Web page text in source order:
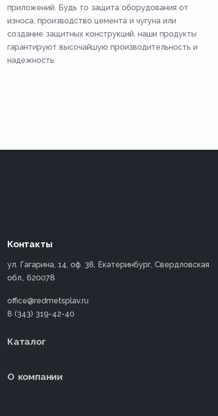
приложений. Будь то защита оборудования от
износа, производство цемента и чугуна или
создание защитных конструкций, наши продукты
гарантируют высочайшую производительность и
надежность.
Контакты
ул. Гагарина, 14, оф. 38, Екатеринбург, Свердловская
обл., 620078
office@redmetsplav.ru
8 (343) 319-42-40
Каталог
О компании